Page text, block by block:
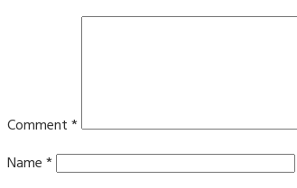
Comment*
Name*